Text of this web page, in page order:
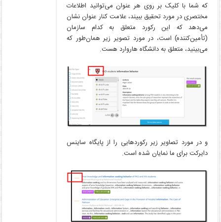
که شما با کلیک بر روی هر عنوان می‌توانید اطلاعات
مختصری در مورد تحقیق ببیند، علامت کنار عنوان نشان
می‌دهد که این رکورد متعلق به کدام سازمان
(تأمین‌کننده) است، در مورد تصویر زیر همان‌طور که
می‌بینید، متعلق به دانشگاه هاروارد هست.
و در مورد تصاویر زیر رکوردهایی را از پایگاه ساینس
دایرکت برای ما نمایان شده است.